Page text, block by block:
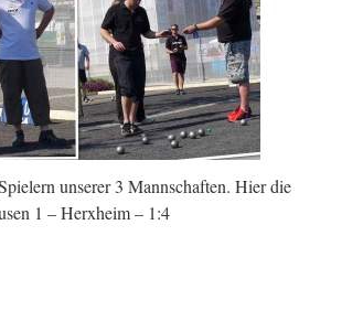
unserer 3 Mannschaften. Hier die
1 – Herxheim – 1:4